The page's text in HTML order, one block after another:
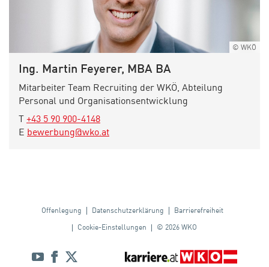
© WKÖ
Ing. Martin Feyerer, MBA BA
Mitarbeiter Team Recruiting der WKÖ, Abteilung
Personal und Organisationsentwicklung
elefon:
+43 5 90 900-4148
E -Mail:
bewerbung@wko.at
Offenlegung Datenschutzerklärung Barrierefreiheit
Cookie-Einstellungen © 2026 WKO
YouTubeFacebook
Twitter
Diese